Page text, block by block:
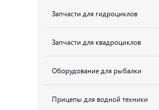
Запчасти для гидроциклов
Запчасти для квадроциклов
Оборудование для рыбалки
Прицепы для водной техники